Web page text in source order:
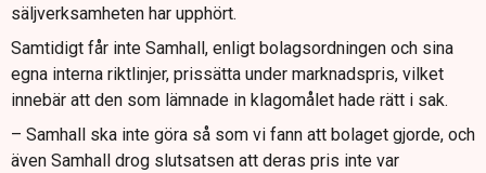
säljverksamheten har upphört.
Samtidigt får inte Samhall, enligt bolagsordningen och sina
egna interna riktlinjer, prissätta under marknadspris, vilket
innebär att den som lämnade in klagomålet hade rätt i sak.
– Samhall ska inte göra så som vi fann att bolaget gjorde, och
även Samhall drog slutsatsen att deras pris inte var